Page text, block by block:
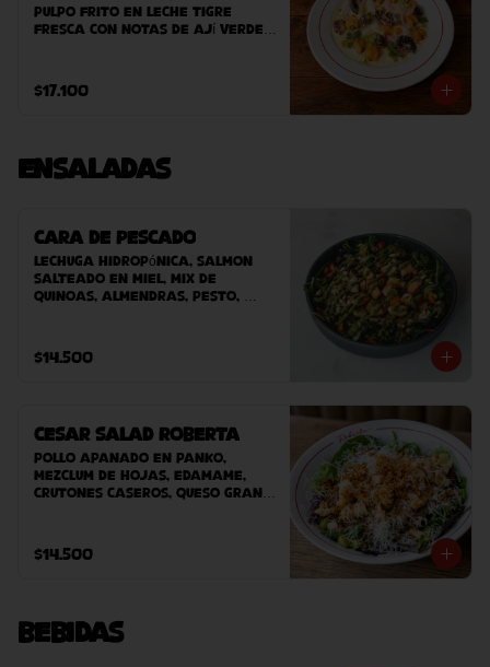
pulpo frito en leche tigre
fresca con notas de ají verde,
y clorofila de perejil.
terminado con maíz peruano
$17.100
Ensaladas
Cara de Pescado
Lechuga hidropónica, salmon
salteado en miel, mix de
quinoas, almendras, pesto,
$14.500
Cesar Salad Roberta
Pollo apanado en panko,
mezclum de hojas, edamame,
crutones caseros, queso grana
$14.500
Bebidas